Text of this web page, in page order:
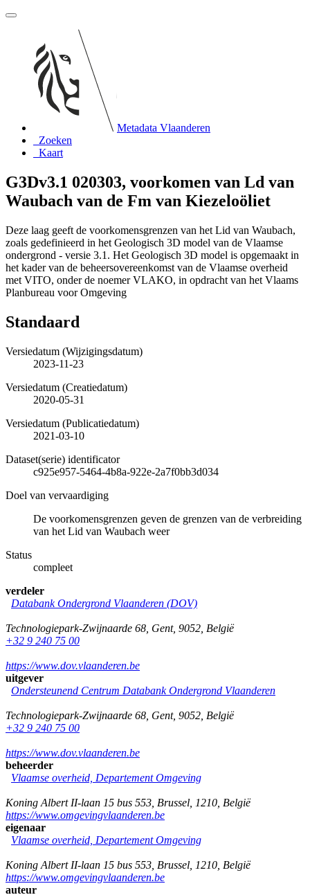
Metadata Vlaanderen
Zoeken
Kaart
G3Dv3.1 020303, voorkomen van Ld van
Waubach van de Fm van Kiezeloöliet
Deze laag geeft de voorkomensgrenzen van het Lid van Waubach,
zoals gedefinieerd in het Geologisch 3D model van de Vlaamse
ondergrond - versie 3.1. Het Geologisch 3D model is opgemaakt in
het kader van de beheersovereenkomst van de Vlaamse overheid
met VITO, onder de noemer VLAKO, in opdracht van het Vlaams
Planbureau voor Omgeving
Standaard
Versiedatum (Wijzigingsdatum)
2023-11-23
Versiedatum (Creatiedatum)
2020-05-31
Versiedatum (Publicatiedatum)
2021-03-10
Dataset(serie) identificator
c925e957-5464-4b8a-922e-2a7f0bb3d034
Doel van vervaardiging
De voorkomensgrenzen geven de grenzen van de verbreiding
van het Lid van Waubach weer
Status
compleet
verdeler
Databank Ondergrond Vlaanderen (DOV)
Technologiepark-Zwijnaarde 68 Gent, 9052 België
+32 9 240 75 00
https://www.dov.vlaanderen.be
uitgever
Ondersteunend Centrum Databank Ondergrond Vlaanderen
Technologiepark-Zwijnaarde 68 Gent, 9052 België
+32 9 240 75 00
https://www.dov.vlaanderen.be
beheerder
Vlaamse overheid, Departement Omgeving
Koning Albert II-laan 15 bus 553 Brussel 1210 België
https://www.omgevingvlaanderen.be
eigenaar
Vlaamse overheid, Departement Omgeving
Koning Albert II-laan 15 bus 553 Brussel 1210 België
https://www.omgevingvlaanderen.be
auteur